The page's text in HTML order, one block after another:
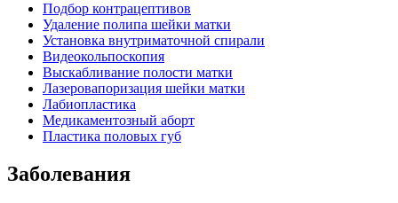
Подбор контрацептивов
Удаление полипа шейки матки
Установка внутриматочной спирали
Видеокольпоскопия
Выскабливание полости матки
Лазеровапоризация шейки матки
Лабиопластика
Медикаментозный аборт
Пластика половых губ
Заболевания